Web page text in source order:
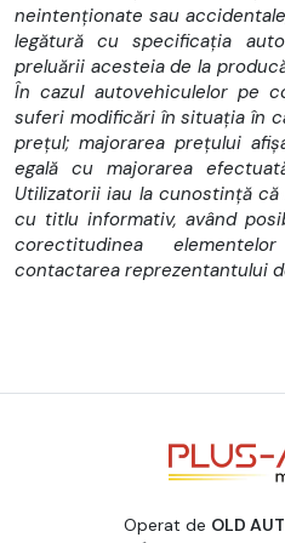
Peugeot Boxer L4H2 Premium
Serie sasiu:
Prima inmatriculare 31.08.2021
RAR efectuat – Eliberat Carte
Inmatriculat
Km 143600
Motorizare Diesel 2179 Cmc
-Cotiera
-Cutie manuala 6 trepte
-Computer bord
neintenționate sau
legătură cu specificația
preluării acesteia de la
În cazul autovehiculelor pe
suferi modificări în situația în
prețul; majorarea prețului
egală cu majorarea
Utilizatorii iau la cunostință
cu titlu informativ, având
corectitudinea
contactarea reprezentantului
Operat de OLD